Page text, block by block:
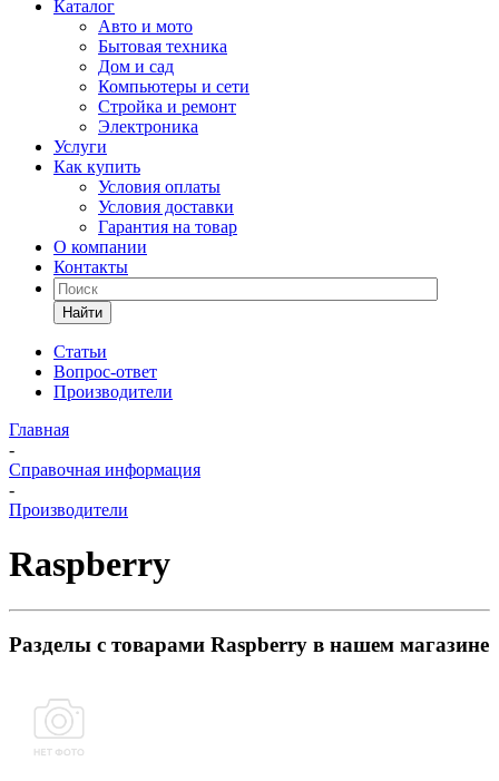
Каталог
Авто и мото
Бытовая техника
Дом и сад
Компьютеры и сети
Стройка и ремонт
Электроника
Услуги
Как купить
Условия оплаты
Условия доставки
Гарантия на товар
О компании
Контакты
Найти
Статьи
Вопрос-ответ
Производители
Главная
-
Справочная информация
-
Производители
Raspberry
Разделы с товарами Raspberry в нашем магазине